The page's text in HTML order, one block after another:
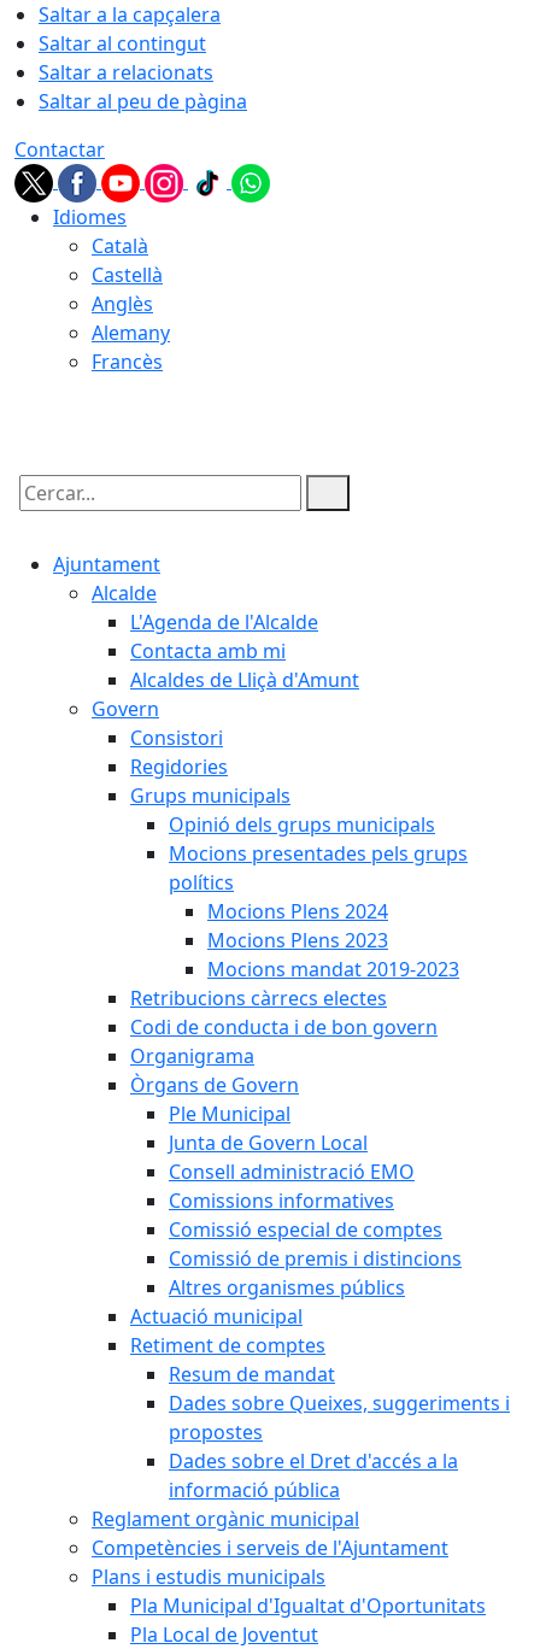
Saltar a la capçalera
Saltar al contingut
Saltar a relacionats
Saltar al peu de pàgina
Contactar
Idiomes
Català
Castellà
Anglès
Alemany
Francès
Cercar:
Ajuntament
Alcalde
L'Agenda de l'Alcalde
Contacta amb mi
Alcaldes de Lliçà d'Amunt
Govern
Consistori
Regidories
Grups municipals
Opinió dels grups municipals
Mocions presentades pels grups
polítics
Mocions Plens 2024
Mocions Plens 2023
Mocions mandat 2019-2023
Retribucions càrrecs electes
Codi de conducta i de bon govern
Organigrama
Òrgans de Govern
Ple Municipal
Junta de Govern Local
Consell administració EMO
Comissions informatives
Comissió especial de comptes
Comissió de premis i distincions
Altres organismes públics
Actuació municipal
Retiment de comptes
Resum de mandat
Dades sobre Queixes, suggeriments i
propostes
Dades sobre el Dret d'accés a la
informació pública
Reglament orgànic municipal
Competències i serveis de l'Ajuntament
Plans i estudis municipals
Pla Municipal d'Igualtat d'Oportunitats
Pla Local de Joventut